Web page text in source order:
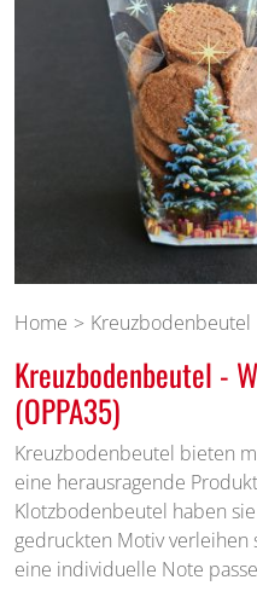
Home Kreuzbodenbeutel
Kreuzbodenbeutel -
(OPPA35)
Kreuzbodenbeutel bieten
eine herausragende
Klotzbodenbeutel haben
gedruckten Motiv verleihen
eine individuelle Note